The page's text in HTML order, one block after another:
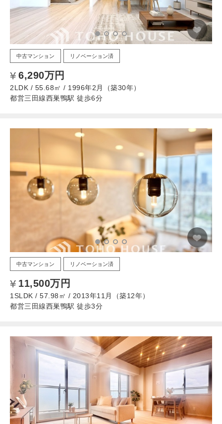
中古マンション リノベーション済
6,290万円
2LDK / 55.68㎡ / 1996年2月（築30年）
都営三田線西巣鴨駅 徒歩6分
中古マンション リノベーション済
11,500万円
1SLDK / 57.98㎡ / 2013年11月（築12年）
都営三田線西巣鴨駅 徒歩3分